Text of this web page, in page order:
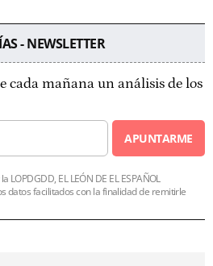
- NEWSLETTER
cada mañana un análisis de los
APUNTARME
LOPDGDD, EL LEÓN DE EL ESPAÑOL
datos facilitados con la finalidad de remitirle